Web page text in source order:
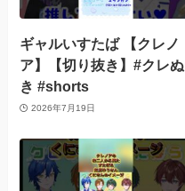
ギャルいすたば 【クレノ
ア】【切り抜き】#クレぬ
き #shorts
2026年7月19日